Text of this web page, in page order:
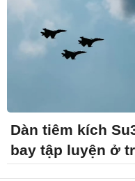
Dàn tiêm kích
bay tập luyện ở